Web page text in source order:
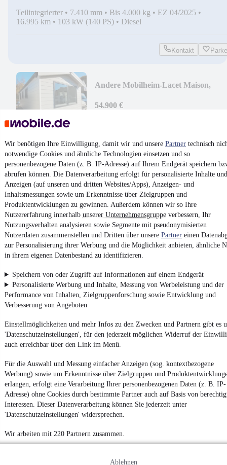
Wir benötigen Ihre Einwilligung, damit wir und unsere Partner technisch
notwendige Cookies und ähnliche Technologien einsetzen und so
personenbezogene Daten (z. B. IP-Adresse) auf Ihrem Endgerät speichern
abrufen können. Die Datenverarbeitung erfolgt für personalisierte Inhalte und
Anzeigen (auf unseren und dritten Websites/Apps), Anzeigen- und
Inhaltsmessungen sowie um Erkenntnisse über Zielgruppen und
Produktentwicklungen zu gewinnen. Außerdem können wir so Ihre
Nutzererfahrung innerhalb unserer Unternehmensgruppe verbessern, Ihr
Nutzungsverhalten analysieren sowie Segmente mit pseudonymisierten
Nutzerdaten zusammenstellen und Dritten über unsere Partner einen
zur Personalisierung ihrer Werbung und die Möglichkeit anbieten, ähnliche
in ihrem eigenen Datenbestand zu identifizieren.
Speichern von oder Zugriff auf Informationen auf einem Endgerät
Personalisierte Werbung und Inhalte, Messung von Werbeleistung und der
Performance von Inhalten, Zielgruppenforschung sowie Entwicklung und
Verbesserung von Angeboten
Einstellmöglichkeiten und mehr Infos zu den Zwecken und Partnern gibt es
'Datenschutzeinstellungen', für den jederzeit möglichen Widerruf der
auch erreichbar über den Link im Menü.
Für die Auswahl und Messung einfacher Anzeigen (sog. kontextbezogene
Werbung) sowie um Erkenntnisse über Zielgruppen und
erlangen, erfolgt eine Verarbeitung Ihrer personenbezogenen Daten (z. B. IP-
Adresse) ohne Cookies durch bestimmte Partner auch auf Basis von
Interessen. Dieser Datenverarbeitung können Sie jederzeit unter
'Datenschutzeinstellungen' widersprechen.
Wir arbeiten mit 220 Partnern zusammen.
Ablehnen
Teilintegrierter • 7.410 mm • Bis 4.000 kg • EZ 04/2025 •
16.995 km • 103 kW (140 PS) • Diesel
Kontakt
Andere Mobilheim-Lacet Maison,
54.900 €
Kontakt
¹MwSt. ausweisbar
4.6 Sterne
Nutze mobile.de schnell und einfach
App installieren
Impressum
Datenschutz
Datenschutzeinstellungen
Erklärung zur Barrierefreiheit
Report Security Vulnerability (English)
Powered by
Weitere Fahrzeuge gibt es auf mobile.de, dem Marktplatz für
AutosundMotorräder